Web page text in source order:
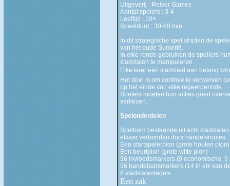
Uitgeverij : Reiver Games
Aantal spelers : 3-4
Leeftijd : 10+
Speelduur : 30-60 min.
In dit strategische spel strijden de
van het oude Sumerië.
In elke ronde gebruiken de spellers
stadstaten te manipuleren.
Elke keer een stadstaat aan belang
Het doel is om controle te verwerven
op het einde van elke regeerperiode.
Spelers moeten hun acties goed
verliezen.
Spelonderdelen
Spelbord bestaande uit acht
elkaar verbonden door handelsroutes.
Een startspelerpion (grote houten pion)
Een beurtpion (grote witte pion)
36 invloedsmarkers (9 economische,
56 handelaarsmarkers (14 in elk van
8 stadstatentegels
Een zak